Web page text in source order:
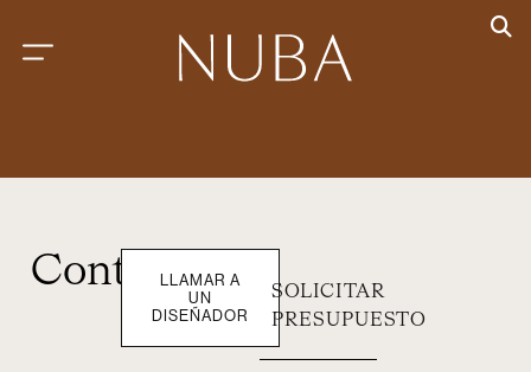
Contacto
LLAMAR A
UN
DISEÑADOR
SOLICITAR
PRESUPUESTO